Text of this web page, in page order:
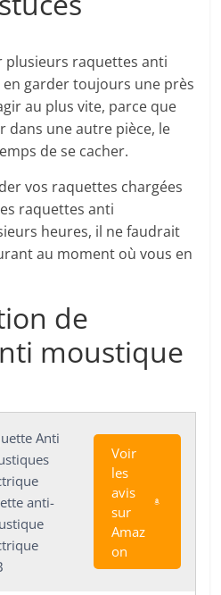
plusieurs raquettes anti
garder toujours une près
au plus vite, parce que
dans une autre pièce, le
de se cacher.
vos raquettes chargées
raquettes anti
heures, il ne faudrait
au moment où vous en
de
moustique
Anti
anti-
Voir
les
avis
sur
Amaz
on